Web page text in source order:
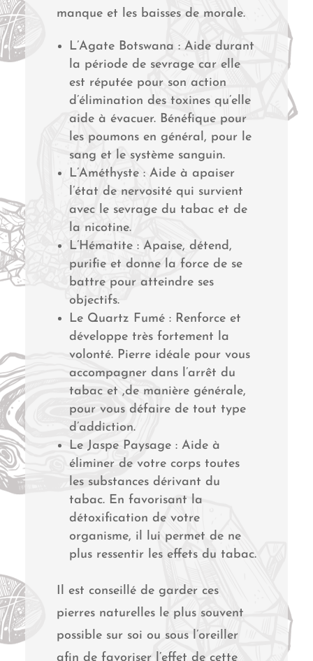
manque et les baisses de morale.
L’Agate Botswana : Aide durant
la période de sevrage car elle
est réputée pour son action
d’élimination des toxines qu’elle
aide à évacuer. Bénéfique pour
les poumons en général, pour le
sang et le système sanguin.
L’Améthyste : Aide à apaiser
l’état de nervosité qui survient
avec le sevrage du tabac et de
la nicotine.
L’Hématite : Apaise, détend,
purifie et donne la force de se
battre pour atteindre ses
objectifs.
Le Quartz Fumé : Renforce et
développe très fortement la
volonté. Pierre idéale pour vous
accompagner dans l’arrêt du
tabac et ,de manière générale,
pour vous défaire de tout type
d’addiction.
Le Jaspe Paysage : Aide à
éliminer de votre corps toutes
les substances dérivant du
tabac. En favorisant la
détoxification de votre
organisme, il lui permet de ne
plus ressentir les effets du tabac.
Il est conseillé de garder ces
pierres naturelles le plus souvent
possible sur soi ou sous l’oreiller
afin de favoriser l’effet de cette